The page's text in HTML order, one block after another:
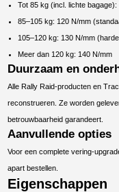
Tot 85 kg (incl. lichte
85–105 kg: 120 N/mm
105–120 kg: 130 N/mm
Meer dan 120 kg: 140 N/mm
Duurzaam en
Alle Rally Raid-producten en
reconstrueren. Ze worden
betrouwbaarheid garandeert.
Aanvullende opties
Voor een complete vering-
apart bestellen.
Eigenschappen